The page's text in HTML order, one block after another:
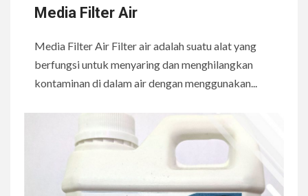
Media Filter Air
Media Filter Air Filter air adalah suatu alat yang
berfungsi untuk menyaring dan menghilangkan
kontaminan di dalam air dengan menggunakan...